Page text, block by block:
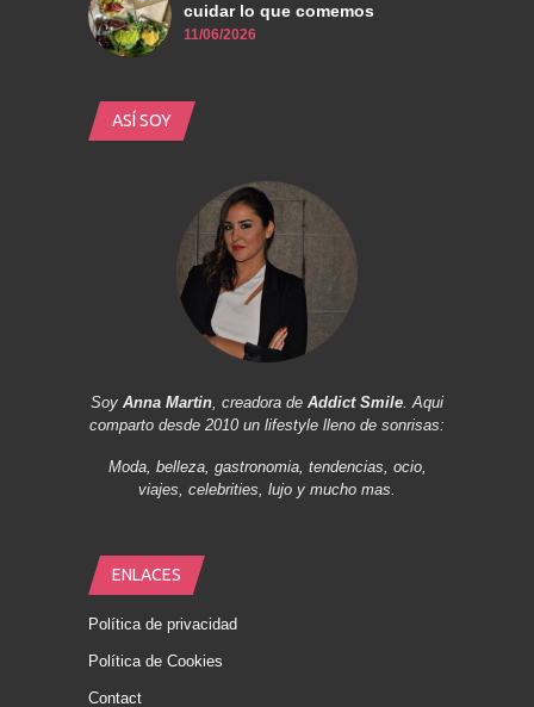
cuidar lo que comemos
11/06/2026
ASÍ SOY
Soy Anna Martin, creadora de Addict Smile. Aqui
comparto desde 2010 un lifestyle lleno de sonrisas:
Moda, belleza, gastronomia, tendencias, ocio,
viajes, celebrities, lujo y mucho mas.
ENLACES
Política de privacidad
Política de Cookies
Contact